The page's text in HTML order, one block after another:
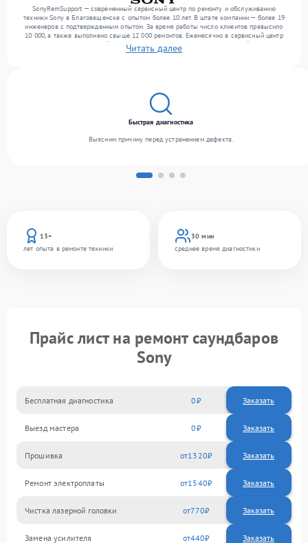
SonyRemSupport — современный сервисный центр по ремонту и обслуживанию
техники Sony в Благовещенске с опытом более 10 лет. В штате компании — более 19
инженеров с подтвержденным опытом. За время работы число клиентов превысило
10 000, а также выполнено свыше 12 000 ремонтов. Ежемесячно в сервисный центр
поступает более 300 устройств, включая , , . Мы беремся за задачи любой сложности
и предлагаем стабильный уровень сервиса благодаря отлаженным процессам
Читать далее
13+
лет опыта в ремонте техники
30 мин
среднее время диагностики
Быстрая диагностика
Выясним причину перед устранением дефекта.
Прайс лист на ремонт саундбаров
Sony
Бесплатная диагностика 0 Заказать
Выезд мастера 0 Заказать
Прошивка 1320
Ремонт электроплаты 1540
Чистка лазерной головки 770
Замена усилителя 440